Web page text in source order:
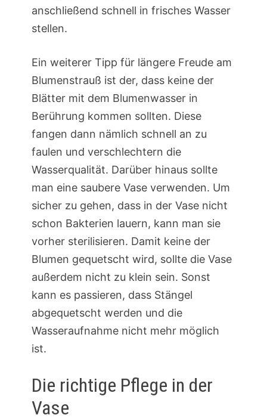
anschließend schnell in frisches Wasser
stellen.
Ein weiterer Tipp für längere Freude am
Blumenstrauß ist der, dass keine der
Blätter mit dem Blumenwasser in
Berührung kommen sollten. Diese
fangen dann nämlich schnell an zu
faulen und verschlechtern die
Wasserqualität. Darüber hinaus sollte
man eine saubere Vase verwenden. Um
sicher zu gehen, dass in der Vase nicht
schon Bakterien lauern, kann man sie
vorher sterilisieren. Damit keine der
Blumen gequetscht wird, sollte die Vase
außerdem nicht zu klein sein. Sonst
kann es passieren, dass Stängel
abgequetscht werden und die
Wasseraufnahme nicht mehr möglich
ist.
Die richtige Pflege in der
Vase